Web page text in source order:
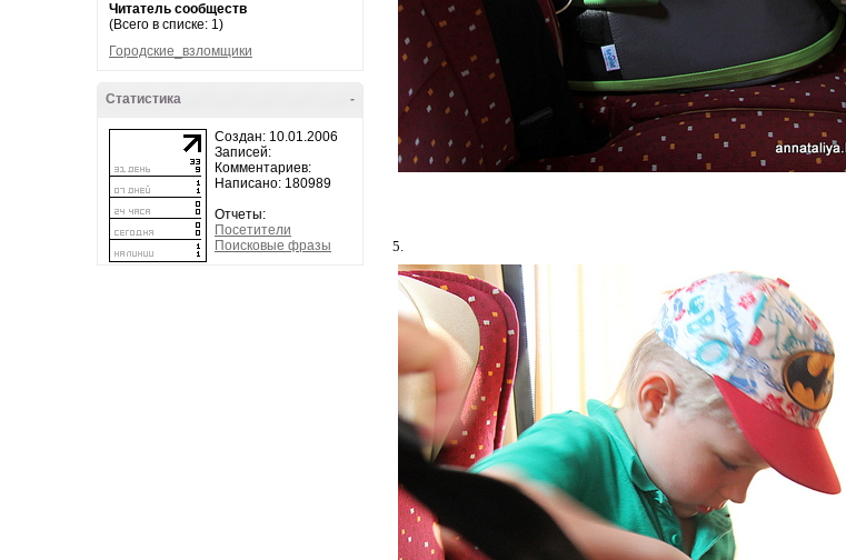
Читатель сообществ
(Всего в списке: 1)
Городские_взломщики
-
Статистика
Создан: 10.01.2006
Записей:
Комментариев:
Написано: 180989
Отчеты:
Посетители
Поисковые фразы
5.